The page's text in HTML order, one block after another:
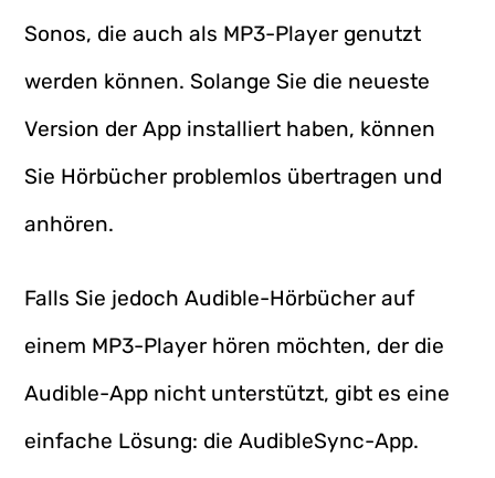
Sonos, die auch als MP3-Player genutzt
werden können. Solange Sie die neueste
Version der App installiert haben, können
Sie Hörbücher problemlos übertragen und
anhören.
Falls Sie jedoch Audible-Hörbücher auf
einem MP3-Player hören möchten, der die
Audible-App nicht unterstützt, gibt es eine
einfache Lösung: die AudibleSync-App.